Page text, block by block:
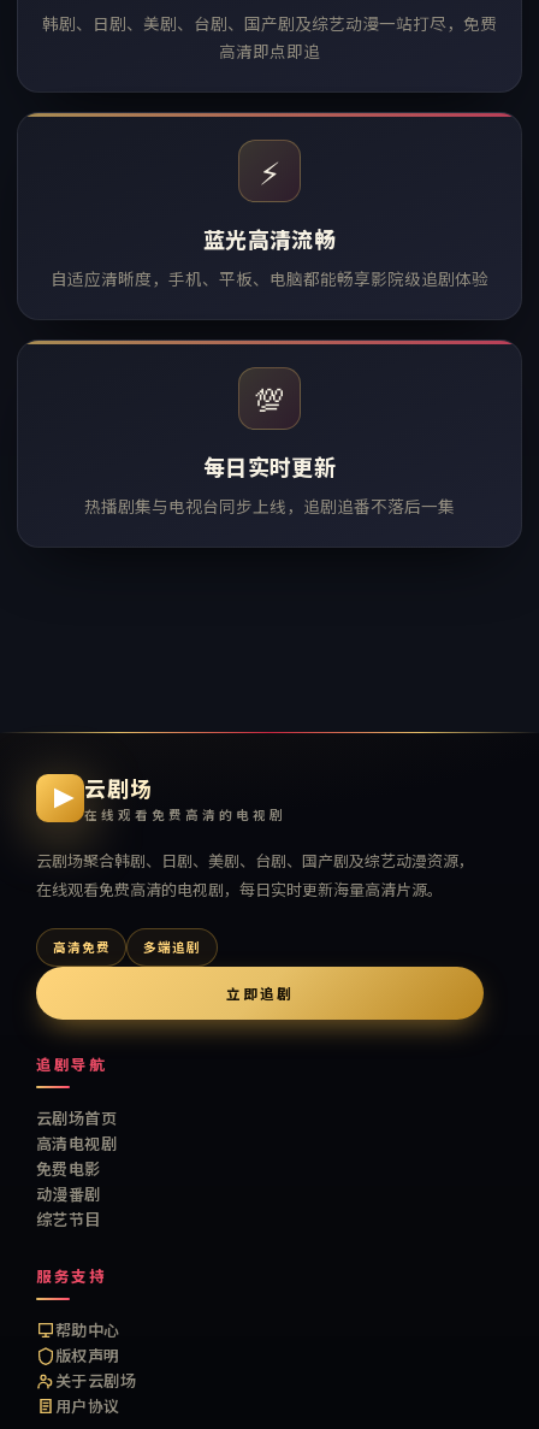
韩剧、日剧、美剧、台剧、国产剧及综艺动漫一站打尽，免费
高清即点即追
⚡
蓝光高清流畅
自适应清晰度，手机、平板、电脑都能畅享影院级追剧体验
💯
每日实时更新
热播剧集与电视台同步上线，追剧追番不落后一集
云剧场
在线观看免费高清的电视剧
云剧场聚合韩剧、日剧、美剧、台剧、国产剧及综艺动漫资源，
在线观看免费高清的电视剧，每日实时更新海量高清片源。
高清免费 多端追剧
立即追剧
追剧导航
云剧场首页
高清电视剧
免费电影
动漫番剧
综艺节目
服务支持
帮助中心
版权声明
关于云剧场
用户协议